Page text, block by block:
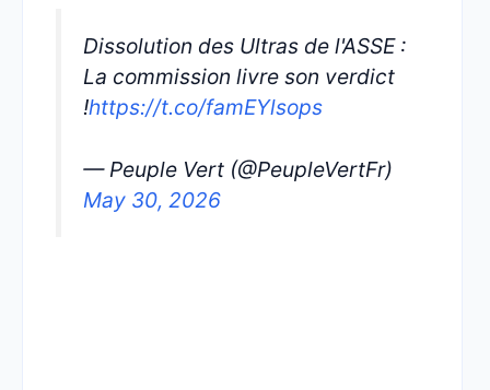
Dissolution des Ultras de l'ASSE :
La commission livre son verdict
!https://t.co/famEYlsops
— Peuple Vert (@PeupleVertFr)
May 30, 2026